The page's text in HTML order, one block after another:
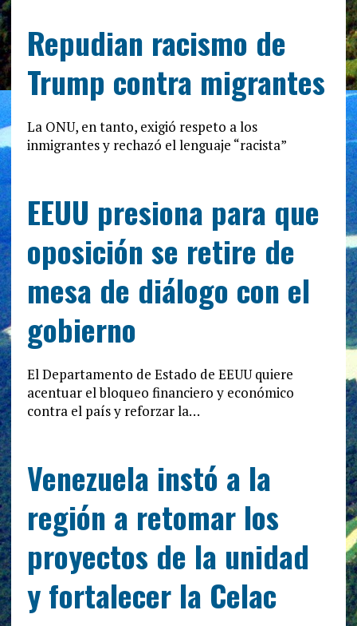
Repudian racismo de
Trump contra migrantes
La ONU, en tanto, exigió respeto a los
inmigrantes y rechazó el lenguaje “racista”
EEUU presiona para que
oposición se retire de
mesa de diálogo con el
gobierno
El Departamento de Estado de EEUU quiere
acentuar el bloqueo financiero y económico
contra el país y reforzar la…
Venezuela instó a la
región a retomar los
proyectos de la unidad
y fortalecer la Celac